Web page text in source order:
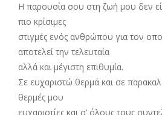
Η παρουσία σου στη ζωή μου δεν
πιο κρίσιμες
στιγμές ενός ανθρώπου για τον
αποτελεί την τελευταία
αλλά και μέγιστη επιθυμία.
Σε ευχαριστώ θερμά και σε
θερμές μου
ευχαριστίες και σ’ όλους τους